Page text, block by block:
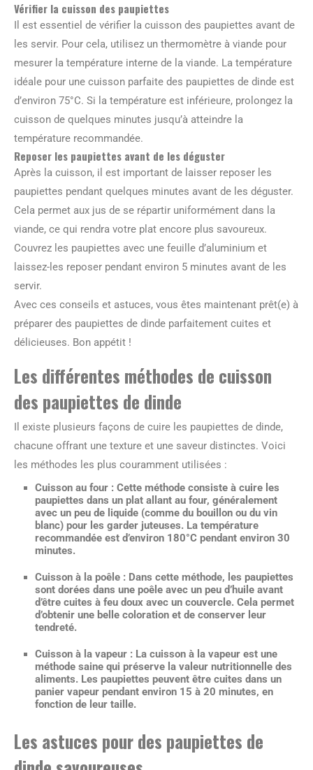
Vérifier la cuisson des paupiettes
Il est essentiel de vérifier la cuisson des paupiettes avant de
les servir. Pour cela, utilisez un thermomètre à viande pour
mesurer la température interne de la viande. La température
idéale pour une cuisson parfaite des paupiettes de dinde est
d’environ 75°C. Si la température est inférieure, prolongez la
cuisson de quelques minutes jusqu’à atteindre la
température recommandée.
Reposer les paupiettes avant de les déguster
Après la cuisson, il est important de laisser reposer les
paupiettes pendant quelques minutes avant de les déguster.
Cela permet aux jus de se répartir uniformément dans la
viande, ce qui rendra votre plat encore plus savoureux.
Couvrez les paupiettes avec une feuille d’aluminium et
laissez-les reposer pendant environ 5 minutes avant de les
servir.
Avec ces conseils et astuces, vous êtes maintenant prêt(e) à
préparer des paupiettes de dinde parfaitement cuites et
délicieuses. Bon appétit !
Les différentes méthodes de cuisson
des paupiettes de dinde
Il existe plusieurs façons de cuire les paupiettes de dinde,
chacune offrant une texture et une saveur distinctes. Voici
les méthodes les plus couramment utilisées :
Cuisson au four : Cette méthode consiste à cuire les
paupiettes dans un plat allant au four, généralement
avec un peu de liquide (comme du bouillon ou du vin
blanc) pour les garder juteuses. La température
recommandée est d’environ 180°C pendant environ 30
minutes.
Cuisson à la poêle : Dans cette méthode, les paupiettes
sont dorées dans une poêle avec un peu d’huile avant
d’être cuites à feu doux avec un couvercle. Cela permet
d’obtenir une belle coloration et de conserver leur
tendreté.
Cuisson à la vapeur : La cuisson à la vapeur est une
méthode saine qui préserve la valeur nutritionnelle des
aliments. Les paupiettes peuvent être cuites dans un
panier vapeur pendant environ 15 à 20 minutes, en
fonction de leur taille.
Les astuces pour des paupiettes de